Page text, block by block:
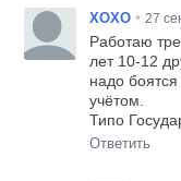
XOXO • 27
Работаю
лет 10-12
надо
учётом.
Типо
Ответить